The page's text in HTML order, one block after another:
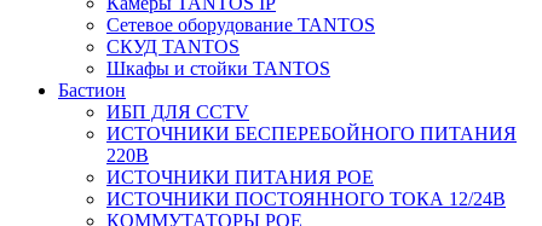
Сетевое оборудование TANTOS
СКУД TANTOS
Шкафы и стойки TANTOS
Бастион
ИБП ДЛЯ CCTV
ИСТОЧНИКИ БЕСПЕРЕБОЙНОГО ПИТАНИЯ
220В
ИСТОЧНИКИ ПИТАНИЯ POE
ИСТОЧНИКИ ПОСТОЯННОГО ТОКА 12/24В
КОММУТАТОРЫ POE